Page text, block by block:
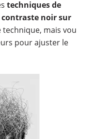
techniques de
contraste noir sur
mais vou
pour ajuster le